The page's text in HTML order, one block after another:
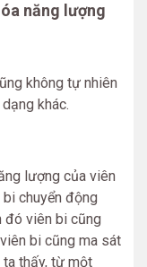
năng lượng
không tự nhiên
khác.
lượng của viên
chuyển động
đó viên bi cũng
bi cũng ma sát
ta thấy, từ một